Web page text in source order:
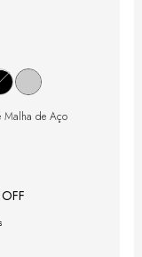
Malha de Aço